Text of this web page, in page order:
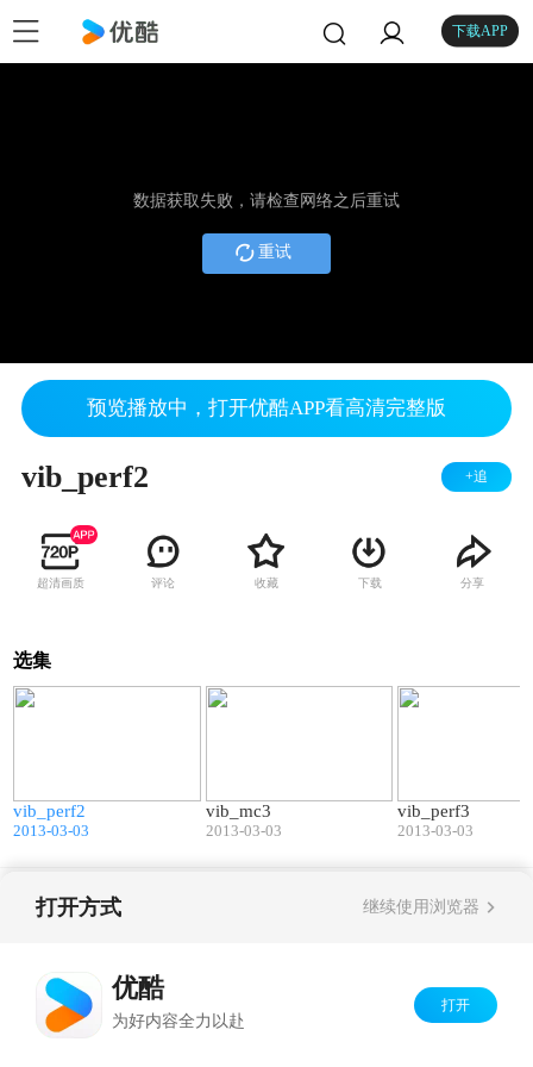
下载APP
数据获取失败，请检查网络之后重试
重试
预览播放中，打开优酷APP看高清完整版
vib_perf2 +追
超清画质 评论 收藏 下载 分享
选集
vib_perf2
2013-03-03
vib_mc3
2013-03-03
vib_perf3
2013-03-03
版权所有
打开方式 继续使用浏览器
优酷
为好内容全力以赴
打开